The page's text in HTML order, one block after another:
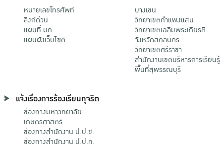
หมายเลขโทรศัพท์
ลิงก์ด่วน
แผนที่ มก.
แผนผังเว็บไซต์
บางเขน
วิทยาเขตกําแพงแสน
วิทยาเขตเฉลิมพระเกียรติ
จังหวัดสกลนคร
วิทยาเขตศรีราชา
สำนักงานเขตบริหารการเรียนรู้
พื้นที่สุพรรณบุรี
แจ้งเรื่องการร้องเรียนทุจริต
ช่องทางมหาวิทยาลัย
เกษตรศาสตร์
ช่องทางสำนักงาน ป.ป.ช.
ช่องทางสำนักงาน ป.ป.ท.